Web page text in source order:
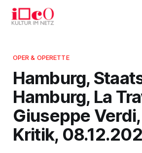
OPER & OPERETTE
Hamburg,
Hamburg, La
Giuseppe
Kritik,